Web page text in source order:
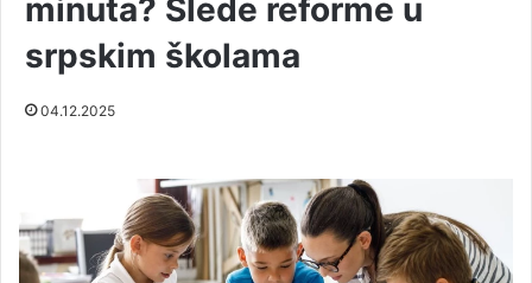
minuta? Slede reforme u
srpskim školama
04.12.2025